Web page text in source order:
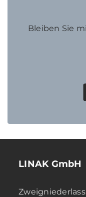
Bleiben Sie
LINAK GmbH